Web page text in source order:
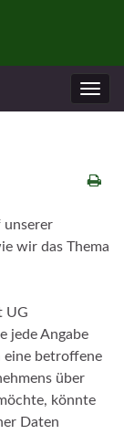
unserer
wir das Thema
UG
jede Angabe
eine betroffene
über
könnte
Daten